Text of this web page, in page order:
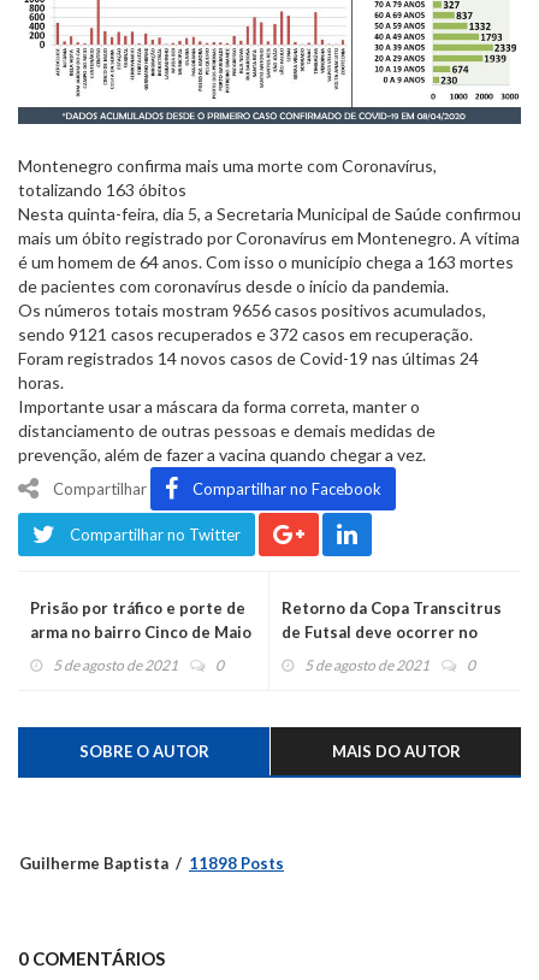
Montenegro confirma mais uma morte com Coronavírus,
totalizando 163 óbitos
Nesta quinta-feira, dia 5, a Secretaria Municipal de Saúde confirmou
mais um óbito registrado por Coronavírus em Montenegro. A vítima
é um homem de 64 anos. Com isso o município chega a 163 mortes
de pacientes com coronavírus desde o início da pandemia.
Os números totais mostram 9656 casos positivos acumulados,
sendo 9121 casos recuperados e 372 casos em recuperação.
Foram registrados 14 novos casos de Covid-19 nas últimas 24
horas.
Importante usar a máscara da forma correta, manter o
distanciamento de outras pessoas e demais medidas de
prevenção, além de fazer a vacina quando chegar a vez.
Compartilhar Compartilhar no Facebook
Compartilhar no Twitter
Prisão por tráfico e porte de
arma no bairro Cinco de Maio
5 de agosto de 2021 0
Retorno da Copa Transcitrus
de Futsal deve ocorrer no
próximo mês
5 de agosto de 2021 0
SOBRE O AUTOR MAIS DO AUTOR
Guilherme Baptista 11898 Posts
0 COMENTÁRIOS